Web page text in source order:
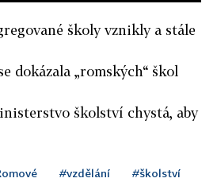
školy vznikly a stále
dokázala „romských“ škol
školství chystá, aby
#vzdělání #školství